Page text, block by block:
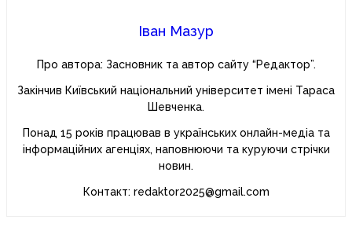
Іван Мазур
Про автора: Засновник та автор сайту “Редактор”.
Закінчив Київський національний університет імені Тараса
Шевченка.
Понад 15 років працював в українських онлайн-медіа та
інформаційних агенціях, наповнюючи та куруючи стрічки
новин.
Контакт: redaktor2025@gmail.com